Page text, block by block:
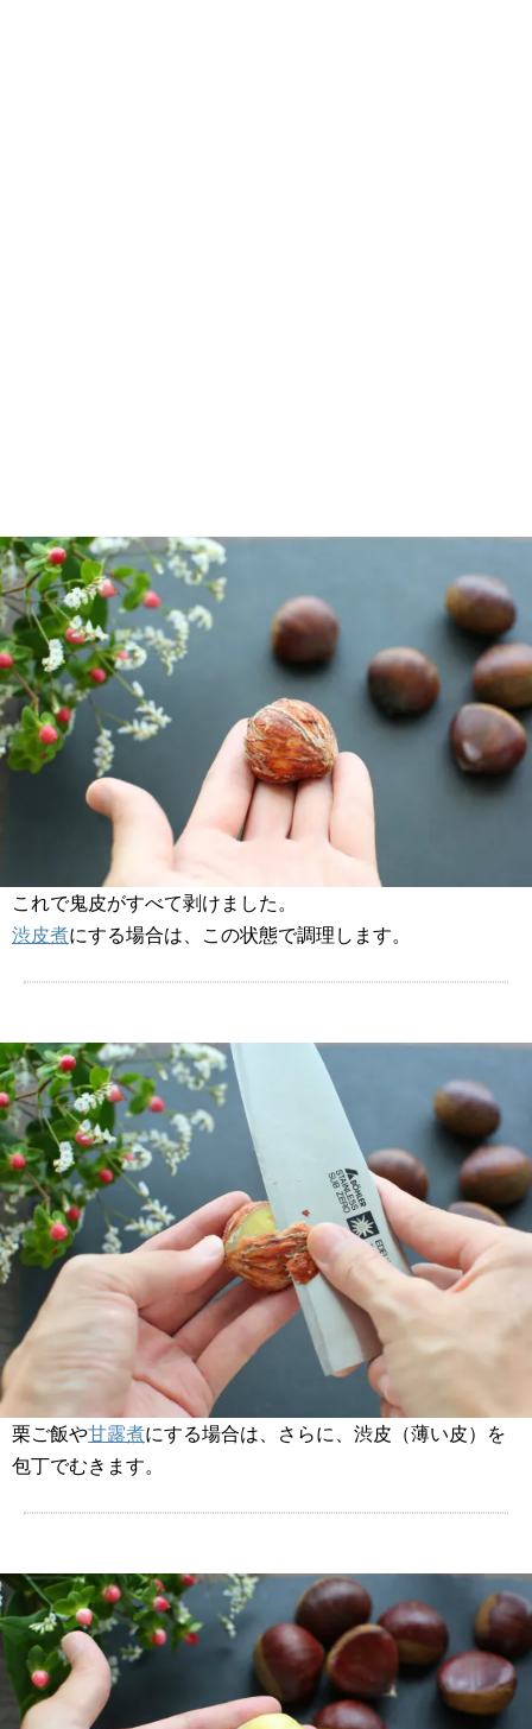
これで鬼皮がすべて剥けました。
渋皮煮にする場合は、この状態で調理します。
栗ご飯や甘露煮にする場合は、さらに、渋皮（薄い皮）を
包丁でむきます。